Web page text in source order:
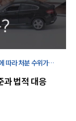
따라 처분 수위가
과 법적 대응